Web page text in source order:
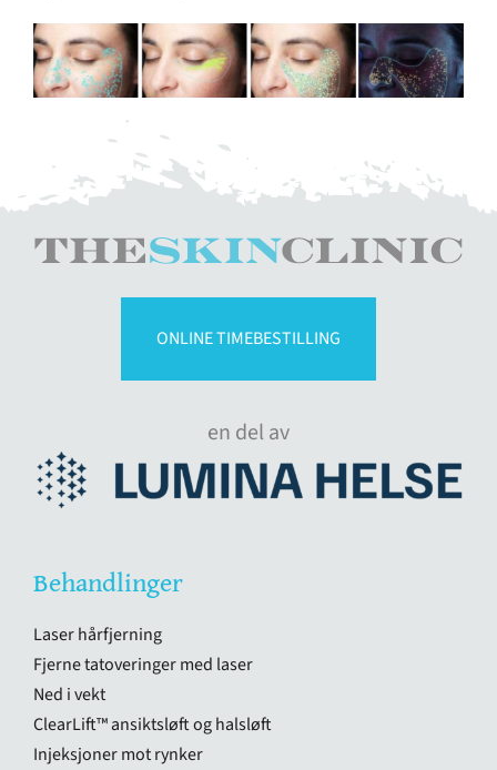
ONLINE TIMEBESTILLING
en del av
Behandlinger
Laser hårfjerning
Fjerne tatoveringer med laser
Ned i vekt
ClearLift™ ansiktsløft og halsløft
Injeksjoner mot rynker